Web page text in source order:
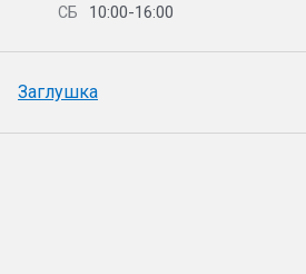
СБ 10:00-16:00
Заглушка